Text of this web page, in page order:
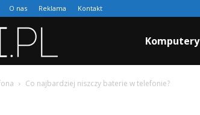
O nas Reklama Kontakt
Komputery
Co najbardziej niszczy baterie w telefonie?